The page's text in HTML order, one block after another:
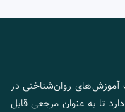
آموزش‌های روان‌شناختی در
تا به عنوان مرجعی قابل